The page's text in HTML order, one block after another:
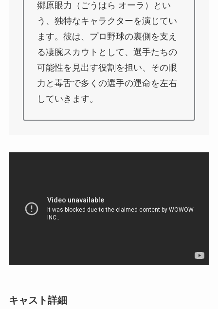
郷原眼力（ごうはら オーラ）とい
う、独特なキャラクターを演じてい
ます。彼は、プロ野球の裏側を支え
る凄腕スカウトとして、選手たちの
可能性を見出す役割を担い、その眼
力と毒舌で多くの選手の運命を左右
していきます。
キャスト詳細